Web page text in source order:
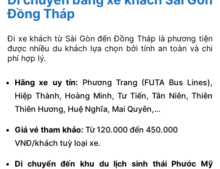
Đồng Tháp
Đi xe khách từ Sài Gòn đến Đồng Tháp là phương tiện
được nhiều du khách lựa chọn bởi tính an toàn và chi
phí hợp lý.
Hãng xe uy tín: Phương Trang (FUTA Bus Lines),
Hiệp Thành, Hoàng Minh, Tư Tiến, Tân Niên, Thiên
Thiên Hương, Huệ Nghĩa, Mai Quyên,…
Giá vé tham khảo: Từ 120.000 đến 450.000
VNĐ/khách tuỳ loại xe.
Di chuyển đến khu du lịch sinh thái Phước Mỹ